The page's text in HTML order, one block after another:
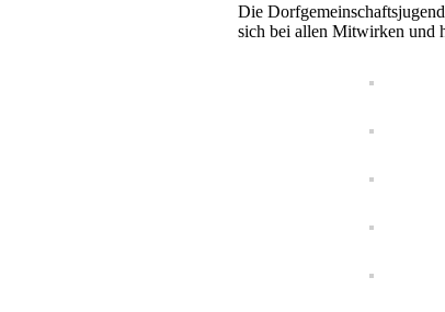
Die
sich bei allen Mitwirken und